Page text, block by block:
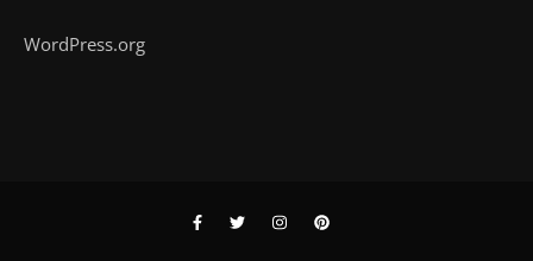
WordPress.org